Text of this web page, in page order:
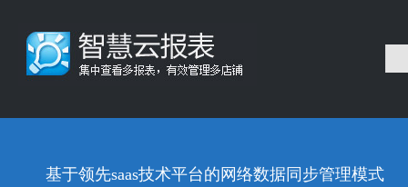
基于领先saas技术平台的网络数据同步管理模式